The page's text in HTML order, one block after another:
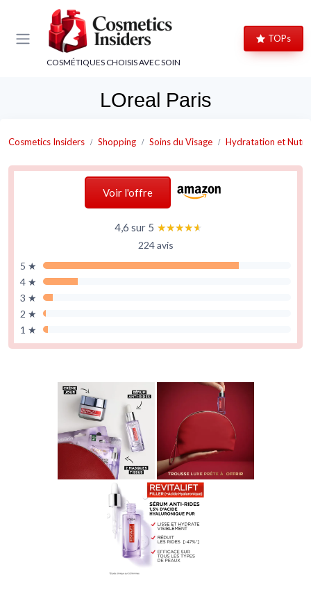
COSMÉTIQUES CHOISIS AVEC SOIN
TOPs
LOreal Paris
Cosmetics Insiders Shopping Soins du Visage Hydratation et
Voir l'offre
4,6 sur 5 ★★★★★
★★★★★
224 avis
5 ★
4 ★
3 ★
2 ★
1 ★
Panneau de gestion des cookies